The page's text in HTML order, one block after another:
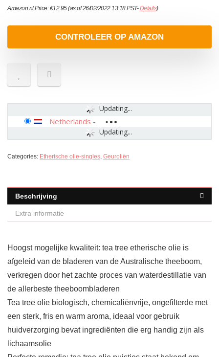
Amazon.nl Price:€12.95(as of 26/02/2022 13:18 PST-Details)
CONTROLEER OP AMAZON
Updating...
Updating...
Netherlands -
Categories: Etherische olie-singles, Geuroliën
Beschrijving
Extra informatie
Hoogst mogelijke kwaliteit: tea tree etherische olie is
afgeleid van de bladeren van de Australische theeboom,
verkregen door het zachte proces van waterdestillatie van
de allerbeste theeboombladeren
Tea tree olie biologisch, chemicaliënvrije, ongefilterde met
een sterk, fris en warm aroma, ideaal voor gebruik
huidverzorging bevat ingrediënten die erg handig zijn als
lichaamsolie